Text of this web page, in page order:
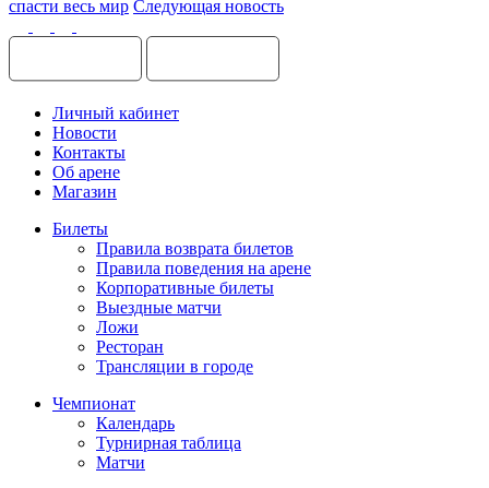
спасти весь мир Следующая новость
Личный кабинет
Новости
Контакты
Об арене
Магазин
Билеты
Правила возврата билетов
Правила поведения на арене
Корпоративные билеты
Выездные матчи
Ложи
Ресторан
Трансляции в городе
Чемпионат
Календарь
Турнирная таблица
Матчи